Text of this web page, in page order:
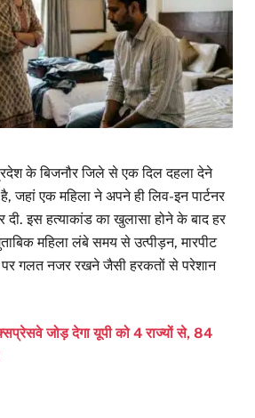
के बिजनौर जिले से एक दिल दहला देने
जहां एक महिला ने अपने ही लिव-इन पार्टनर
दी. इस हत्याकांड का खुलासा होने के बाद हर
महिला लंबे समय से उत्पीड़न, मारपीट
पर गलत नजर रखने जैसी हरकतों से परेशान
जोड़ देगा यूपी को 4 राज्यों से, 84